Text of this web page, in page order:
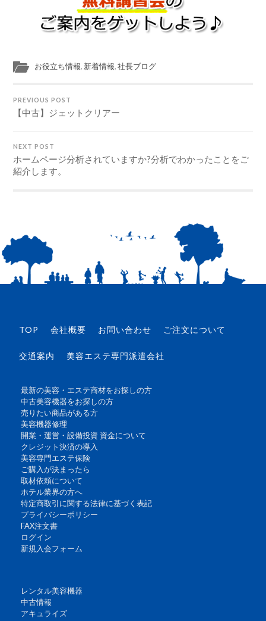
お役立ち情報, 新着情報,社長ブログ
PREVIOUS POST
【中古】ジェットクリアー
NEXT POST
ホームページ分析されていますか?分析でわかったことをご
紹介します。
TOP 会社概要 お問い合わせ ご注文について
交通案内 美容エステ専門派遣会社
最新の美容・エステ商材をお探しの方
中古美容機器をお探しの方
売りたい商品がある方
美容機器修理
開業・運営・設備投資 資金について
クレジット決済の導入
美容専門エステ保険
ご購入が決まったら
取材依頼について
ホテル業界の方へ
特定商取引に関する法律に基づく表記
プライバシーポリシー
FAX注文書
ログイン
新規入会フォーム
レンタル美容機器
中古情報
アキュライズ